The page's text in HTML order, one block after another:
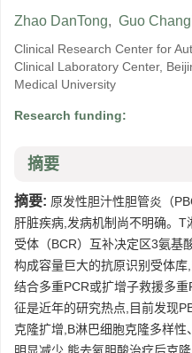
Zhao DanTong, Guo
Clinical Research Center for
Clinical Laboratory Center,
Medical University
Research funding:
摘要
摘要: 原发性胆汁性胆管炎（
肝脏疾病,发病机制尚不明确。
受体（BCR）互补决定区3氨基
构成容量巨大的抗原识别受体
结合多重PCR或扩增子救援多
征是近年的研究热点,目前发现
克隆扩增,B淋巴细胞克隆多样